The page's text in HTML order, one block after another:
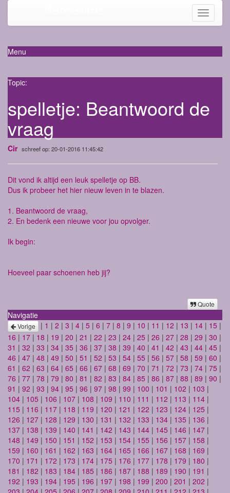
Toggle
Menu
Topic:
spelletje: Beantwoord de
vraag
Cir schreef op: 20-01-2016 11:45:42
Dit vond ik altijd een leuk spelletje op BB.
Dus ik probeer het hier nieuw leven in te blazen.
1. Beantwoord de vraag,
2. En bedenk een nieuwe voor jou opvolger.
Ik begin:
Hoeveel paar schoenen heb jij?
Quote
Navigatie
Vorige | 1 | 2 | 3 | 4 | 5 | 6 | 7 | 8 | 9 | 10 | 11 | 12 | 13 | 14 | 15 |
16 | 17 | 18 | 19 | 20 | 21 | 22 | 23 | 24 | 25 | 26 | 27 | 28 | 29 | 30 |
31 | 32 | 33 | 34 | 35 | 36 | 37 | 38 | 39 | 40 | 41 | 42 | 43 | 44 | 45 |
46 | 47 | 48 | 49 | 50 | 51 | 52 | 53 | 54 | 55 | 56 | 57 | 58 | 59 | 60 |
61 | 62 | 63 | 64 | 65 | 66 | 67 | 68 | 69 | 70 | 71 | 72 | 73 | 74 | 75 |
76 | 77 | 78 | 79 | 80 | 81 | 82 | 83 | 84 | 85 | 86 | 87 | 88 | 89 | 90 |
91 | 92 | 93 | 94 | 95 | 96 | 97 | 98 | 99 | 100 | 101 | 102 | 103 |
104 | 105 | 106 | 107 | 108 | 109 | 110 | 111 | 112 | 113 | 114 |
115 | 116 | 117 | 118 | 119 | 120 | 121 | 122 | 123 | 124 | 125 |
126 | 127 | 128 | 129 | 130 | 131 | 132 | 133 | 134 | 135 | 136 |
137 | 138 | 139 | 140 | 141 | 142 | 143 | 144 | 145 | 146 | 147 |
148 | 149 | 150 | 151 | 152 | 153 | 154 | 155 | 156 | 157 | 158 |
159 | 160 | 161 | 162 | 163 | 164 | 165 | 166 | 167 | 168 | 169 |
170 | 171 | 172 | 173 | 174 | 175 | 176 | 177 | 178 | 179 | 180 |
181 | 182 | 183 | 184 | 185 | 186 | 187 | 188 | 189 | 190 | 191 |
192 | 193 | 194 | 195 | 196 | 197 | 198 | 199 | 200 | 201 | 202 |